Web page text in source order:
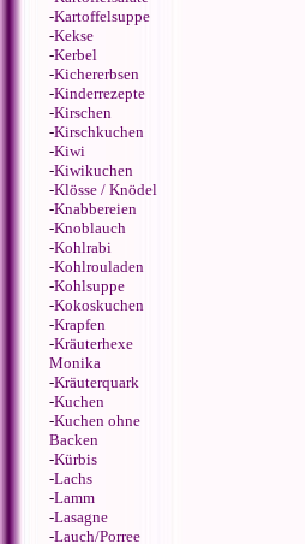
-Kartoffelsuppe
-Kekse
-Kerbel
-Kichererbsen
-Kinderrezepte
-Kirschen
-Kirschkuchen
-Kiwi
-Kiwikuchen
-Klösse / Knödel
-Knabbereien
-Knoblauch
-Kohlrabi
-Kohlrouladen
-Kohlsuppe
-Kokoskuchen
-Krapfen
-Kräuterhexe
Monika
-Kräuterquark
-Kuchen
-Kuchen ohne
Backen
-Kürbis
-Lachs
-Lamm
-Lasagne
-Lauch/Porree